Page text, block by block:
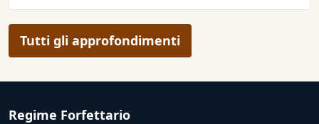
Tutti gli approfondimenti
Regime Forfettario